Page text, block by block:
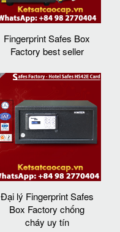
Fingerprint Safes Box
Factory best seller
Đại lý Fingerprint Safes
Box Factory chống
cháy uy tín